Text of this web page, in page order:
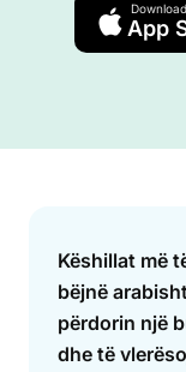
App
Answer
Këshillat më
bëjnë
përdorin një
dhe të